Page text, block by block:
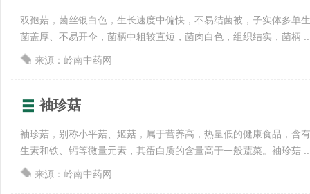
双孢菇，菌丝银白色，生长速度中偏快，不易结菌被，子实体多单
菌盖厚、不易开伞，菌柄中粗较直短，菌肉白色，组织结实，菌柄
来源：岭南中药网
袖珍菇
袖珍菇，别称小平菇、姬菇，属于营养高，热量低的健康食品，含
生素和铁、钙等微量元素，其蛋白质的含量高于一般蔬菜。袖珍菇
来源：岭南中药网